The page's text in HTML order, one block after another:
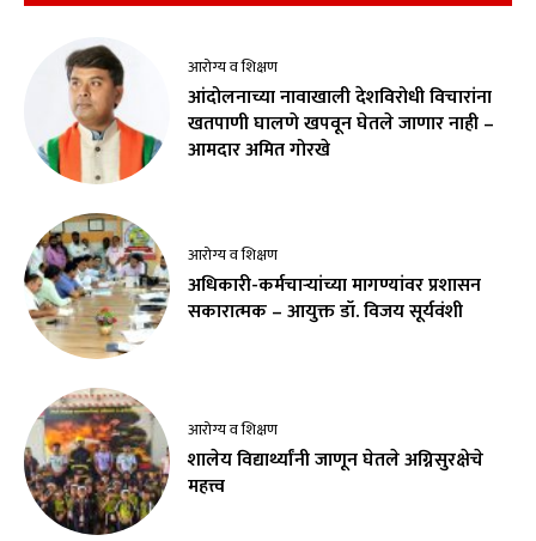
आरोग्य व शिक्षण
आंदोलनाच्या नावाखाली देशविरोधी विचारांना
खतपाणी घालणे खपवून घेतले जाणार नाही –
आमदार अमित गोरखे
आरोग्य व शिक्षण
अधिकारी-कर्मचाऱ्यांच्या मागण्यांवर प्रशासन
सकारात्मक – आयुक्त डॉ. विजय सूर्यवंशी
आरोग्य व शिक्षण
शालेय विद्यार्थ्यांनी जाणून घेतले अग्निसुरक्षेचे
महत्त्व